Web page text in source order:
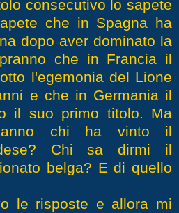
consecutivo lo sapete
che in Spagna ha
dopo aver dominato la
che in Francia il
l'egemonia del Lione
e che in Germania il
il suo primo titolo. Ma
chi ha vinto il
Chi sa dirmi il
belga? E di quello
le risposte e allora mi